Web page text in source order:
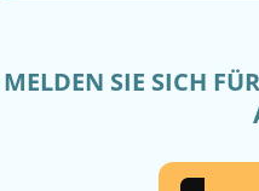
MELDEN SIE SICH